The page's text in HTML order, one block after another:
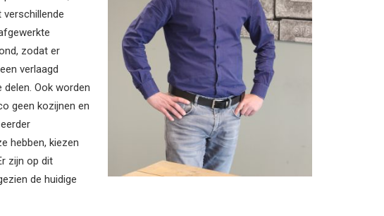
verschillende
zodat er
verlaagd
Ook worden
geen kozijnen en
hebben, kiezen
zijn op dit
de huidige